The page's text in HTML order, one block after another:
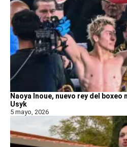
Naoya Inoue, nuevo rey del
Usyk
5 mayo, 2026